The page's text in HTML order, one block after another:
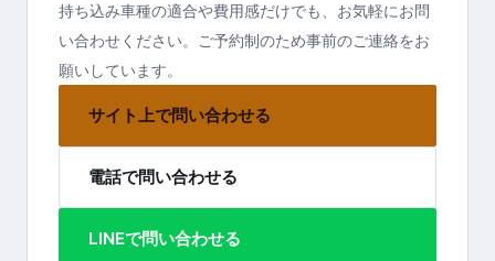
持ち込み車種の適合や費用感だけでも、お気軽にお問
い合わせください。ご予約制のため事前のご連絡をお
願いしています。
サイト上で問い合わせる
電話で問い合わせる
LINEで問い合わせる